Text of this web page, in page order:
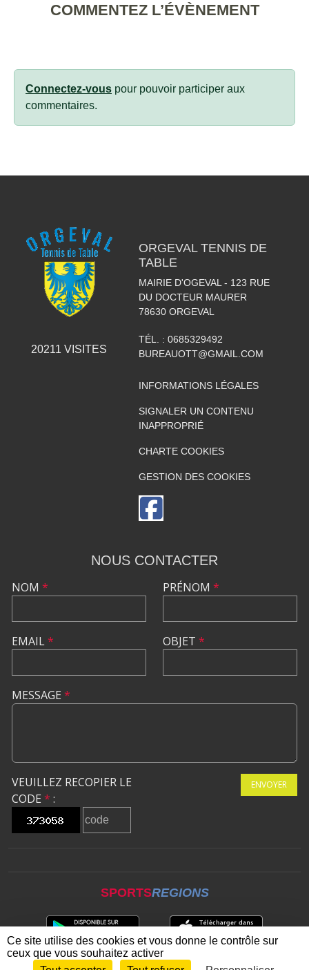
COMMENTEZ L’ÉVÈNEMENT
Connectez-vous pour pouvoir participer aux
commentaires.
20211 VISITES
ORGEVAL TENNIS DE
TABLE
MAIRIE D'OGEVAL - 123 RUE
DU DOCTEUR MAURER
78630 ORGEVAL
TÉL. : 0685329492
BUREAUOTT@GMAIL.COM
INFORMATIONS LÉGALES
SIGNALER UN CONTENU
INAPPROPRIÉ
CHARTE COOKIES
GESTION DES COOKIES
NOUS CONTACTER
NOM *
EMAIL*
PRÉNOM *
OBJET *
MESSAGE *
VEUILLEZ RECOPIER LE
CODE * :
ENVOYER
SPORTSREGIONS
Ce site utilise des cookies et vous donne le contrôle sur
ceux que vous souhaitez activer